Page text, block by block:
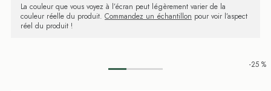
La couleur que vous voyez à l’écran peut légèrement varier de la
couleur réelle du produit. Commandez un échantillon pour voir l’aspect
réel du produit !
-25 %